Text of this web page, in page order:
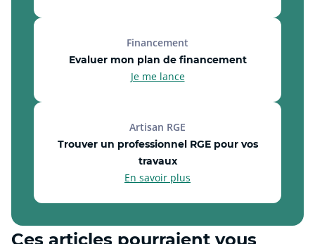
Evaluer mon plan de financement
Financement
Je me lance
Trouver un professionnel RGE pour vos
travaux
Artisan RGE
En savoir plus
Ces articles pourraient vous